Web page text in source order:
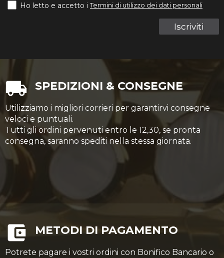
Iscriviti
Ho letto e accetto iTermini di utilizzo dei dati personali
SPEDIZIONI & CONSEGNE
Utilizziamo i migliori corrieri per garantirvi consegne
veloci e puntuali.
Tutti gli ordini pervenuti entro le 12,30, se pronta
consegna, saranno spediti nella stessa giornata.
METODI DI PAGAMENTO
Potrete pagare i vostri ordini con Bonifico Bancario o